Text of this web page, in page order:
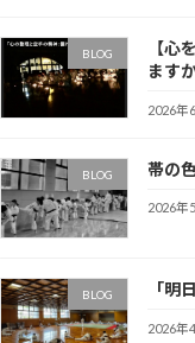
BLOG
【心
ます
2026年
BLOG 帯の
2026年
BLOG 「明
2026年